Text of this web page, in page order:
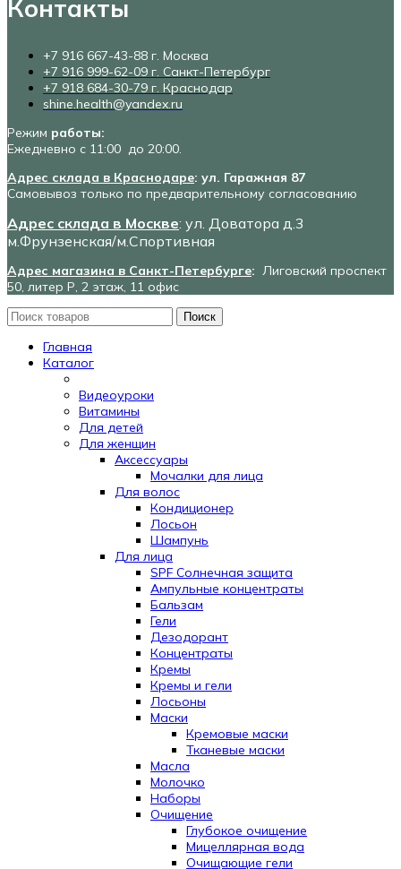
Контакты
+7 916 667-43-88 г. Москва
+7 916 999-62-09 г. Санкт-Петербург
+7 918 684-30-79 г. Краснодар
shine.health@yandex.ru
Режим работы:
Ежедневно с 11:00 до 20:00.
Адрес склада в Краснодаре: ул. Гаражная 87
Самовывоз только по предварительному согласованию
Адрес склада в Москве: ул. Доватора д.3
м.Фрунзенская/м.Спортивная
Адрес магазина в Санкт-Петербурге: Лиговский проспект
50, литер Р, 2 этаж, 11 офис
Поиск
Главная
Каталог
Видеоуроки
Витамины
Для детей
Для женщин
Аксессуары
Мочалки для лица
Для волос
Кондиционер
Лосьон
Шампунь
Для лица
SPF Солнечная защита
Ампульные концентраты
Бальзам
Гели
Дезодорант
Концентраты
Кремы
Кремы и гели
Лосьоны
Маски
Кремовые маски
Тканевые маски
Масла
Молочко
Наборы
Очищение
Глубокое очищение
Мицеллярная вода
Очищающие гели